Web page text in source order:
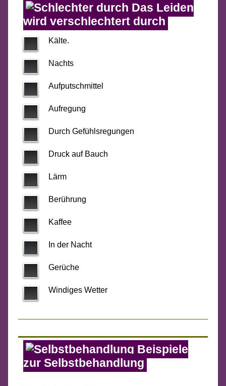
Das Leiden
wird verschlechtert durch
Kälte.
Nachts
Aufputschmittel
Aufregung
Durch Gefühlsregungen
Druck auf Bauch
Lärm
Berührung
Kaffee
In der Nacht
Gerüche
Windiges Wetter
Beispiele
zur Selbstbehandlung